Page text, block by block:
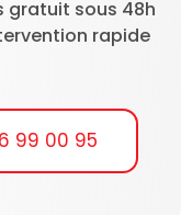
gratuit sous 48h
rapide
99 00 95